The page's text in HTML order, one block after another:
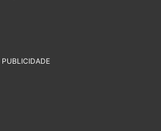
PUBLICIDADE